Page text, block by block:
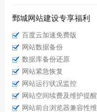
鄄城网站建设专享福利
百度云加速免费版
网站数据备份
数据库备份还原
网站紧急恢复
网站运行状况监控
网站空间续费及维护提醒
网站前台浏览器兼容性